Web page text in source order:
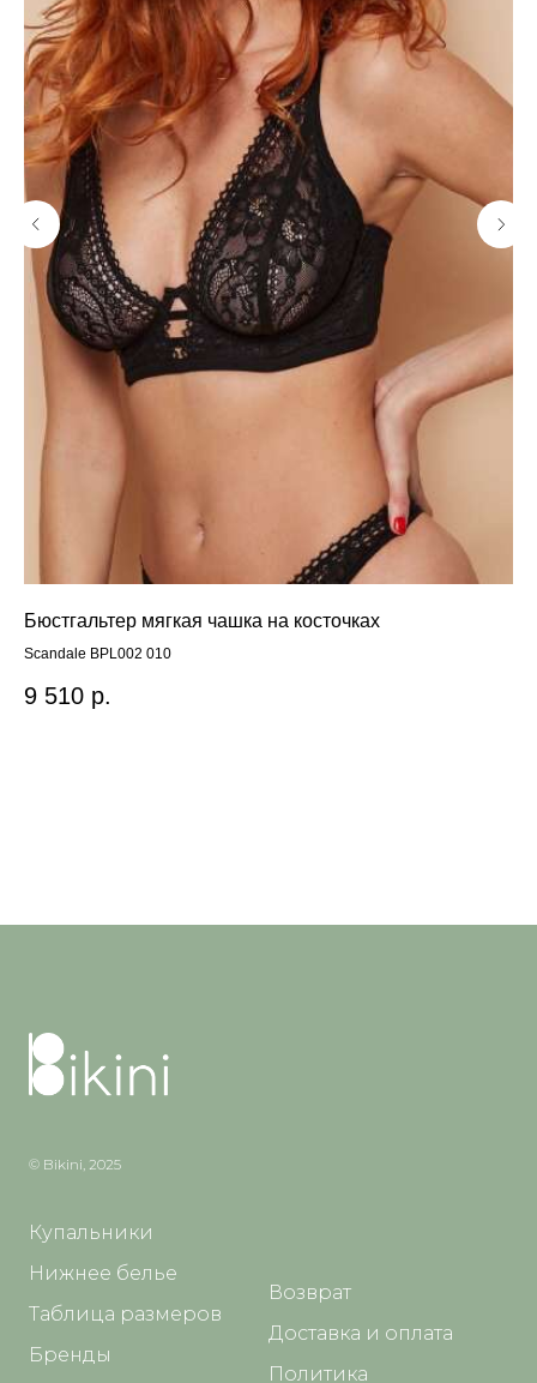
Бюстгальтер мягкая чашка на косточках
Scandale BPL002 010
9 510 р.
© Bikini, 2025
Купальники
Нижнее белье
Таблица размеров
Бренды
Возврат
Доставка и оплата
Политика